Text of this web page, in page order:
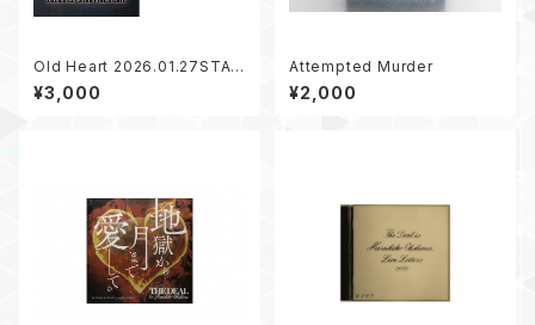
Old Heart 2026.01.27STAR
PINE'S CAFE LIVE (DVD)
¥3,000
Attempted Murder
¥2,000